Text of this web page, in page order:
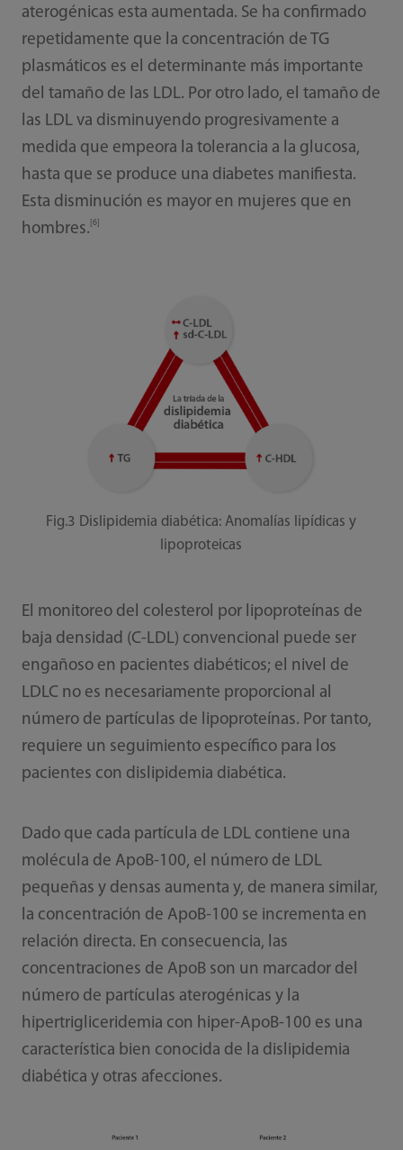
aterogénicas esta aumentada. Se ha confirmado
repetidamente que la concentración de TG
plasmáticos es el determinante más importante
del tamaño de las LDL. Por otro lado, el tamaño de
las LDL va disminuyendo progresivamente a
medida que empeora la tolerancia a la glucosa,
hasta que se produce una diabetes manifiesta.
Esta disminución es mayor en mujeres que en
hombres. [6]
Fig.3 Dislipidemia diabética: Anomalías lipídicas y
lipoproteicas
El monitoreo del colesterol por lipoproteínas de
baja densidad (C-LDL) convencional puede ser
engañoso en pacientes diabéticos; el nivel de
LDLC no es necesariamente proporcional al
número de partículas de lipoproteínas. Por tanto,
requiere un seguimiento específico para los
pacientes con dislipidemia diabética.
Dado que cada partícula de LDL contiene una
molécula de ApoB-100, el número de LDL
pequeñas y densas aumenta y, de manera similar,
la concentración de ApoB-100 se incrementa en
relación directa. En consecuencia, las
concentraciones de ApoB son un marcador del
número de partículas aterogénicas y la
hipertrigliceridemia con hiper-ApoB-100 es una
característica bien conocida de la dislipidemia
diabética y otras afecciones.